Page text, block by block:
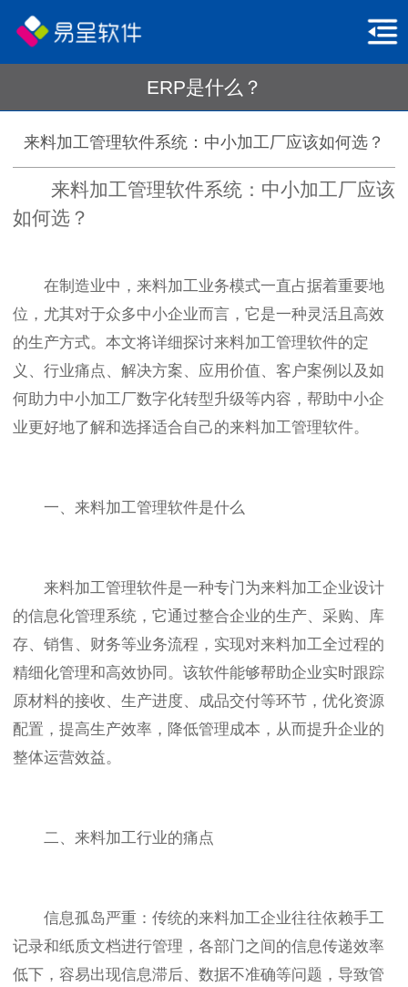
ERP是什么？
来料加工管理软件系统：中小加工厂应该如何选？
来料加工管理软件系统：中小加工厂应该
如何选？
在制造业中，来料加工业务模式一直占据着重要地
位，尤其对于众多中小企业而言，它是一种灵活且高效
的生产方式。本文将详细探讨来料加工管理软件的定
义、行业痛点、解决方案、应用价值、客户案例以及如
何助力中小加工厂数字化转型升级等内容，帮助中小企
业更好地了解和选择适合自己的来料加工管理软件。
一、来料加工管理软件是什么
来料加工管理软件是一种专门为来料加工企业设计
的信息化管理系统，它通过整合企业的生产、采购、库
存、销售、财务等业务流程，实现对来料加工全过程的
精细化管理和高效协同。该软件能够帮助企业实时跟踪
原材料的接收、生产进度、成品交付等环节，优化资源
配置，提高生产效率，降低管理成本，从而提升企业的
整体运营效益。
二、来料加工行业的痛点
信息孤岛严重：传统的来料加工企业往往依赖手工
记录和纸质文档进行管理，各部门之间的信息传递效率
低下，容易出现信息滞后、数据不准确等问题，导致管